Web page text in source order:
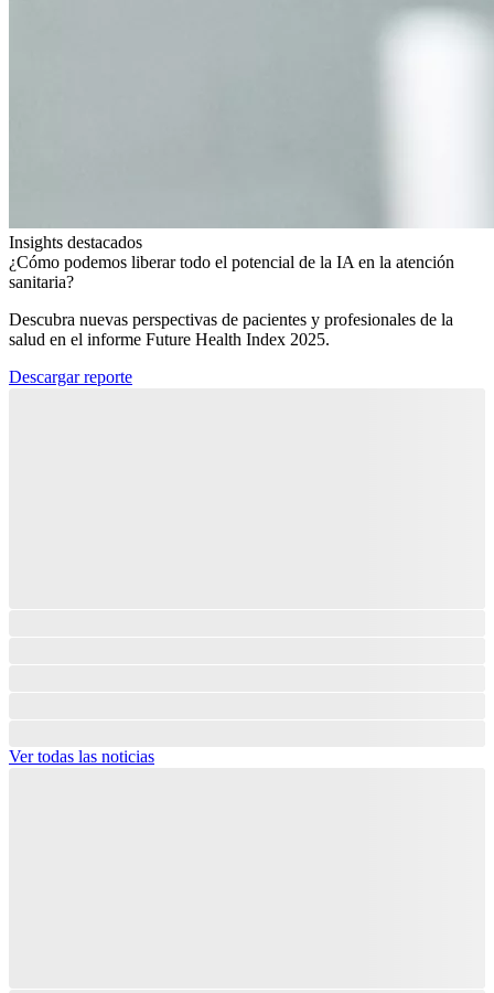
Insights destacados
¿Cómo podemos liberar todo el potencial de la IA en la atención
sanitaria?​
Descubra nuevas perspectivas de pacientes y profesionales de la
salud en el informe Future Health Index 2025.​
Descargar reporte
Ver todas las noticias